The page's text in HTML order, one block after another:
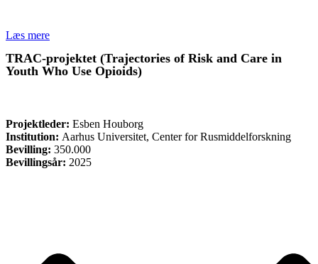
Læs mere
TRAC-projektet (Trajectories of Risk and Care in
Youth Who Use Opioids)
Projektleder: Esben Houborg
Institution: Aarhus Universitet, Center for Rusmiddelforskning
Bevilling: 350.000
Bevillingsår: 2025